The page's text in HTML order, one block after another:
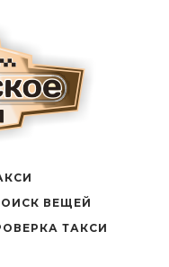
ВЕЩЕЙ
ТАКСИ